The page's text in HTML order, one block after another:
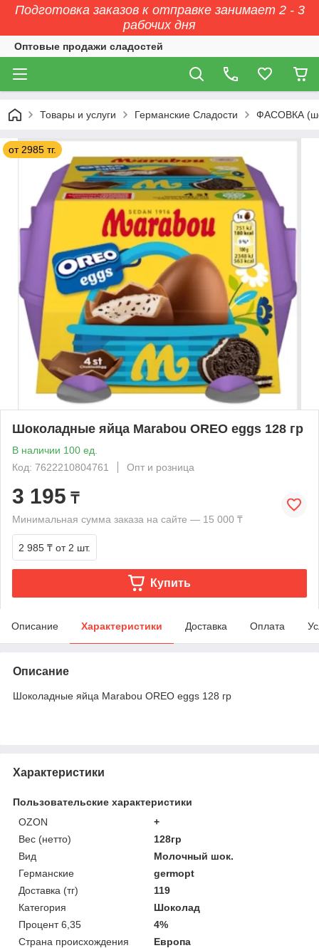
Подготовка заказов к отправке занимает 2 - 3
рабочих дня
Оптовые продажи сладостей
Товары и услуги Германские Сладости ФАСОВКА
от 2985 тг.
Шоколадные яйца Marabou OREO eggs 128 гр
В наличии 100 ед.
Код: 7622210804761
Опт и розница
3 195 ₸
Минимальная сумма заказа на сайте — 15 000 ₸
2 985 ₸ от 2 шт.
Купить
Описание Характеристики Доставка Оплата
Описание
Шоколадные яйца Marabou OREO eggs 128 гр
Характеристики
Пользовательские характеристики
OZON
+
Вес (нетто)
128гр
Вид
Молочный шок.
Германские
germopt
Доставка (тг)
119
Категория
Шоколад
Процент 6,35
4%
Страна происхождения
Европа